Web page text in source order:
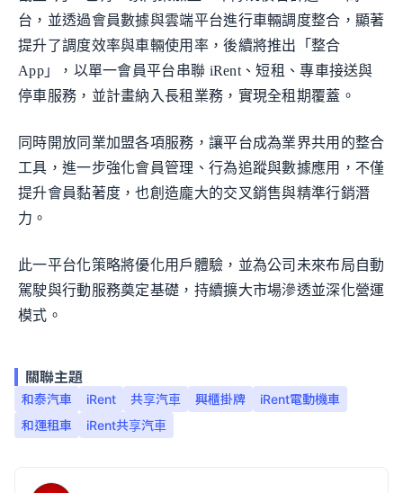
台，並透過會員數據與雲端平台進行車輛調度整合，顯著
提升了調度效率與車輛使用率，後續將推出「整合
App」，以單一會員平台串聯 iRent、短租、專車接送與
停車服務，並計畫納入長租業務，實現全租期覆蓋。
同時開放同業加盟各項服務，讓平台成為業界共用的整合
工具，進一步強化會員管理、行為追蹤與數據應用，不僅
提升會員黏著度，也創造龐大的交叉銷售與精準行銷潛
力。
此一平台化策略將優化用戶體驗，並為公司未來布局自動
駕駛與行動服務奠定基礎，持續擴大市場滲透並深化營運
模式。
關聯主題
和泰汽車 iRent 共享汽車 興櫃掛牌
iRent電動機車
和運租車
iRent共享汽車